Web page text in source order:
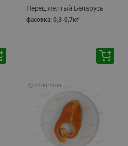
Перец желтый Беларусь
фасовка: 0,3-0,7кг
🕘 12:00-20:00